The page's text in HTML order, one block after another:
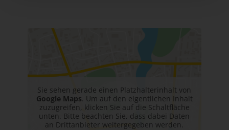
Sie sehen gerade einen Platzhalterinhalt von
Google Maps . Um auf den eigentlichen Inhalt
zuzugreifen, klicken Sie auf die Schaltfläche
unten. Bitte beachten Sie, dass dabei Daten
an Drittanbieter weitergegeben werden.